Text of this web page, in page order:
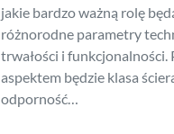
jakie bardzo ważną rolę
różnorodne parametry
trwałości i
aspektem będzie klasa
odporność…